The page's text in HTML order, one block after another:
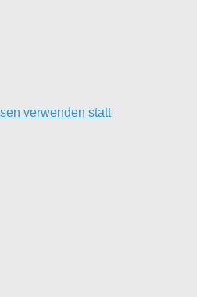
verwenden statt